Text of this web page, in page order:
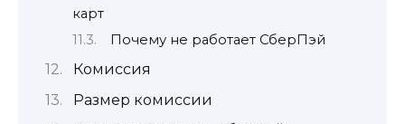
карт
Почему не работает СберПэй
Комиссия
Размер комиссии